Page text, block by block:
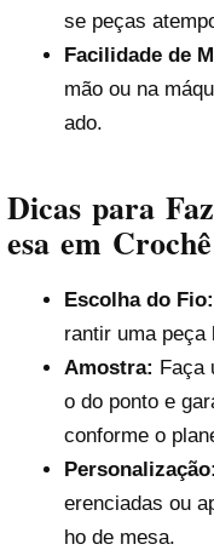
se peças
Facilidade de
mão ou na
ado.
Dicas para
esa em Crochê
Escolha do Fio:
rantir uma peça
Amostra: Faça
o do ponto e
conforme o
Personalização:
erenciadas ou
ho de mesa.